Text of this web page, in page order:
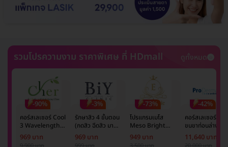
รวมโปรความงาม ราคาพิเศษ ที่ HDmall ดูทั้งหมด
-90%
คอร์สเลเซอร์ Cool
3 Wavelength
Diode กำจัดขน
รักแร้ 1 ปี 12 ครั้ง
969 บาท
-3%
รักษาสิว 4 ขั้นตอน
(กดสิว ฉีดสิว มาส์ก
หน้า และฉายแสง)
1 ครั้ง
969 บาท
-73%
โปรแกรมเมโส
Meso Bright
จำนวนซีซีขึ้นอยู่กับ
แพทย์ประเมิน เพื่อ
949 บาท
-42%
คอร์สเลเซอร์กำจั
ขนขาท่อนล่าง 2
ข้าง 5 ครั้ง ด้วย
เลเซอร์
11,640 บาท